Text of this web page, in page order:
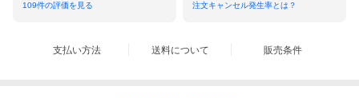
109件の評価を見る 注文キャンセル発生率とは？
支払い方法 送料について 販売条件